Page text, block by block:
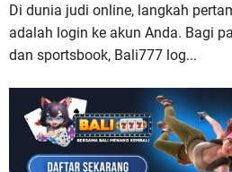
Buana88 Situs Slot Online
Di dunia judi online, langkah
adalah login ke akun Anda. Bagi
dan sportsbook, Bali777 log...